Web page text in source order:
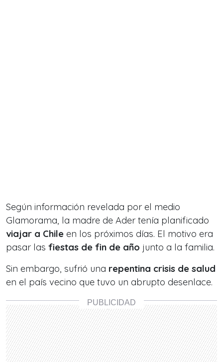
Según información revelada por el medio
Glamorama, la madre de Ader tenía planificado
viajar a Chile en los próximos días. El motivo era
pasar las fiestas de fin de año junto a la familia.
Sin embargo, sufrió una repentina crisis de salud
en el país vecino que tuvo un abrupto desenlace.